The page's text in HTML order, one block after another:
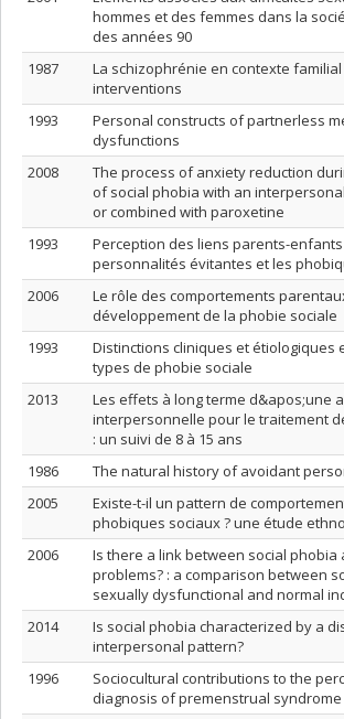
hommes et des femmes dans la
des années 90
1987
La schizophrénie en contexte
interventions
1993
Personal constructs of partnerless
dysfunctions
2008
The process of anxiety reduction
of social phobia with an
or combined with paroxetine
1993
Perception des liens parents-
personnalités évitantes et les
2006
Le rôle des comportements
développement de la phobie sociale
1993
Distinctions cliniques et étiologiques
types de phobie sociale
2013
Les effets à long terme d&apos;une
interpersonnelle pour le traitement
: un suivi de 8 à 15 ans
1986
The natural history of avoidant
2005
Existe-t-il un pattern de
phobiques sociaux ? une étude
2006
Is there a link between social phobia
problems? : a comparison between
sexually dysfunctional and normal
2014
Is social phobia characterized by a
interpersonal pattern?
1996
Sociocultural contributions to the
diagnosis of premenstrual syndrome